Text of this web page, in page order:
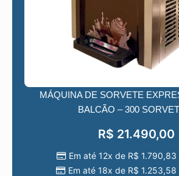
MÁQUINA DE SORVETE
BALCÃO – 300
R$ 21.490,00
Em até 12x de R$ 1.790,83
Em até 18x de R$ 1.253,58